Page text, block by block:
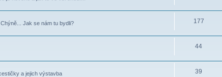
Jak se nám tu bydli? 177
44
a jejich výstavba 39